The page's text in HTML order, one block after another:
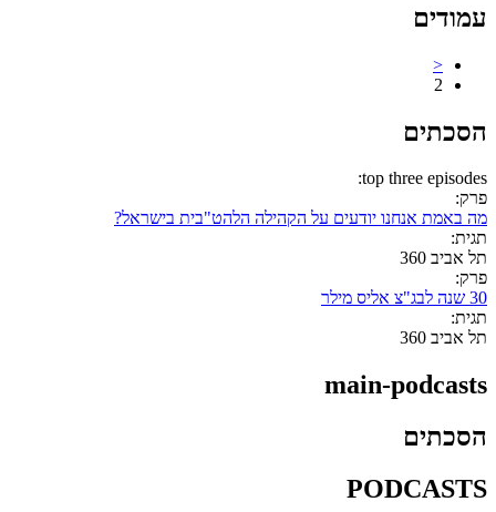
עמודים
<
2
הסכתים
top three episodes:
פרק:
מה באמת אנחנו יודעים על הקהילה הלהט"בית בישראל?
תגית:
תל אביב 360
פרק:
30 שנה לבג"צ אליס מילר
תגית:
תל אביב 360
main-podcasts
הסכתים
PODCASTS